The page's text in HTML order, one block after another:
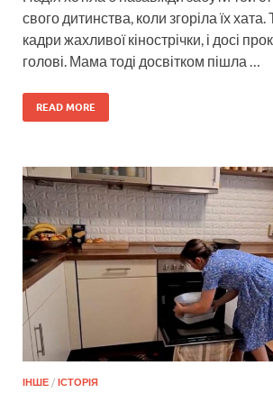
свого дитинства, коли згоріла їх хата.
кадри жахливої кінострічки, і досі
голові. Мама тоді досвітком пішла …
READ MORE
ІНШЕ / ІСТОРІЯ